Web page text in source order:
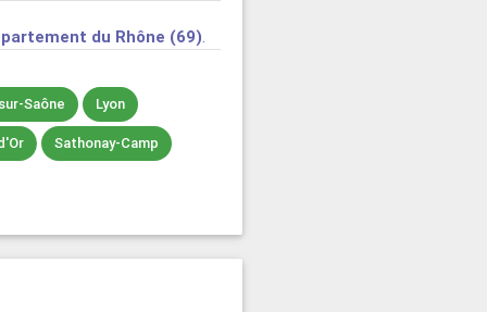
du Rhône (69)
Saône Lyon
Sathonay-Camp